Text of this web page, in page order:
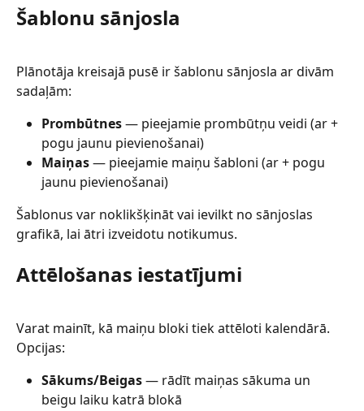
Šablonu sānjosla
Plānotāja kreisajā pusē ir šablonu sānjosla ar divām
sadaļām:
Prombūtnes — pieejamie prombūtņu veidi (ar +
pogu jaunu pievienošanai)
Maiņas — pieejamie maiņu šabloni (ar + pogu
jaunu pievienošanai)
Šablonus var noklikšķināt vai ievilkt no sānjoslas
grafikā, lai ātri izveidotu notikumus.
Attēlošanas iestatījumi
Varat mainīt, kā maiņu bloki tiek attēloti kalendārā.
Opcijas:
Sākums/Beigas — rādīt maiņas sākuma un
beigu laiku katrā blokā